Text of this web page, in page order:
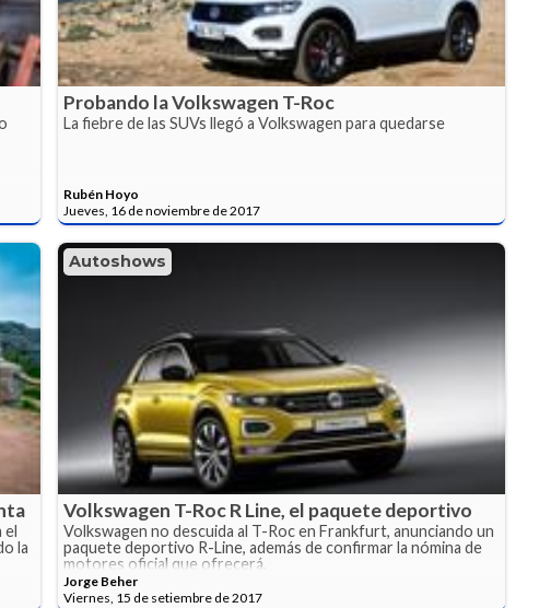
Probando la Volkswagen T-Roc
La fiebre de las SUVs llegó a Volkswagen para quedarse
Rubén Hoyo
Jueves, 16 de noviembre de 2017
el
la
10
Autoshows
Volkswagen T-Roc R Line, el paquete deportivo
Volkswagen no descuida al T-Roc en Frankfurt, anunciando un
paquete deportivo R-Line, además de confirmar la nómina de
motores oficial que ofrecerá.
Jorge Beher
Viernes, 15 de setiembre de 2017